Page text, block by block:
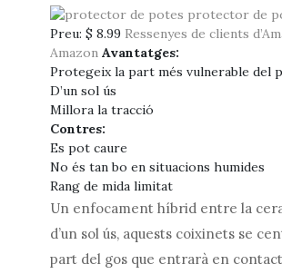
Preu: $ 8.99 Ressenyes de clients
Amazon Avantatges:
Protegeix la part més vulnerable del
D’un sol ús
Millora la tracció
Contres:
Es pot caure
No és tan bo en situacions humides
Rang de mida limitat
Un enfocament híbrid entre la
d’un sol ús, aquests coixinets se
part del gos que entrarà en